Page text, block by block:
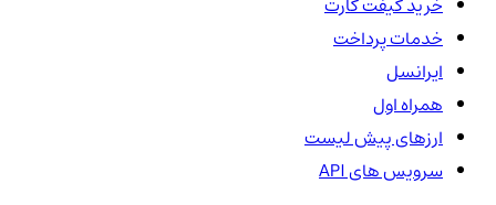
خدمات پرداخت
ایرانسل
همراه اول
ارزهای پیش لیست
سرویس های API